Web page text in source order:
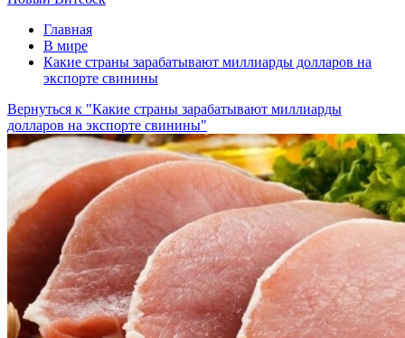
Главная
В мире
Какие страны зарабатывают миллиарды долларов на
экспорте свинины
Вернуться к "Какие страны зарабатывают миллиарды
долларов на экспорте свинины"